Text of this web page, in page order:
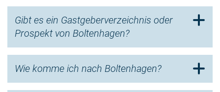
Gibt es ein Gastgeberverzeichnis oder
Prospekt von Boltenhagen?
Wie komme ich nach Boltenhagen? Icon zum oeffnen/schliessen
Icon zum oeffnen/schliessen